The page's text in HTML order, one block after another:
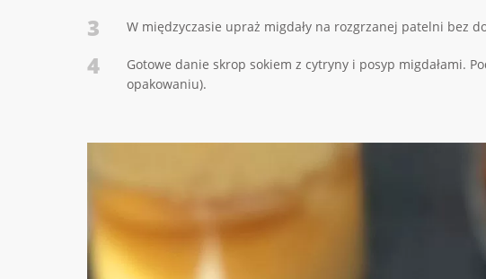
3 W międzyczasie upraż migdały na rozgrzanej patelni bez
4
Gotowe danie skrop sokiem z cytryny i posyp migdałami.
opakowaniu).